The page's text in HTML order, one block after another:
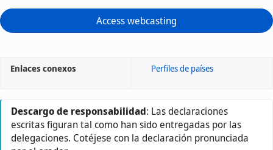
Access webcasting
Enlaces conexos Perfiles de países
Descargo de responsabilidad: Las declaraciones
escritas figuran tal como han sido entregadas por las
delegaciones. Cotéjese con la declaración pronunciada